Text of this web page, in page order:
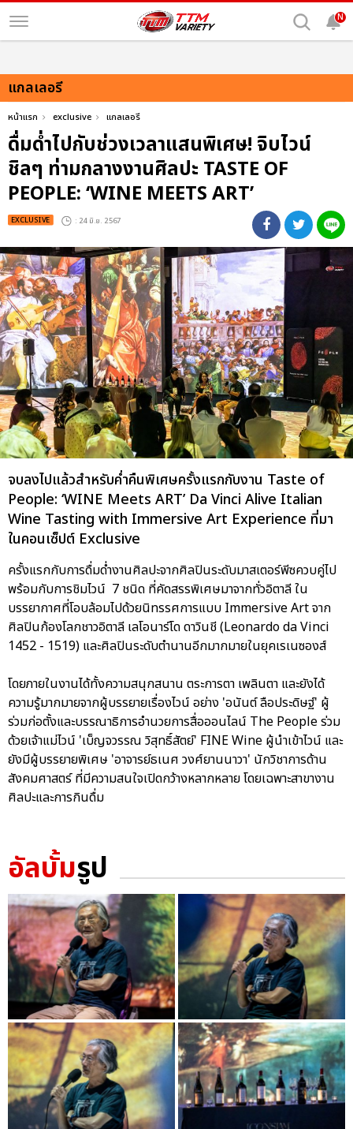
N
แกลเลอรี
หน้าแรก exclusive แกลเลอรี
ดื่มด่ำไปกับช่วงเวลาแสนพิเศษ! จิบไวน์
ชิลๆ ท่ามกลางงานศิลปะ TASTE OF
PEOPLE: ‘WINE MEETS ART’
EXCLUSIVE : 24 มิ.ย. 2567
จบลงไปแล้วสำหรับค่ำคืนพิเศษครั้งแรกกับงาน Taste of
People: ‘WINE Meets ART’ Da Vinci Alive Italian
Wine Tasting with Immersive Art Experience ที่มา
ในคอนเซ็ปต์ Exclusive
ครั้งแรกกับการดื่มด่ำงานศิลปะจากศิลปินระดับมาสเตอร์พีซควบคู่ไป
พร้อมกับการชิมไวน์ 7 ชนิด ที่คัดสรรพิเศษมาจากทั่วอิตาลี ใน
บรรยากาศที่โอบล้อมไปด้วยนิทรรศการแบบ Immersive Art จาก
ศิลปินก้องโลกชาวอิตาลี เลโอนาร์โด ดาวินชี (Leonardo da Vinci
1452 - 1519) และศิลปินระดับตำนานอีกมากมายในยุคเรเนซองส์
โดยภายในงานได้ทั้งความสนุกสนาน ตระการตา เพลินตา และยังได้
ความรู้มากมายจากผู้บรรยายเรื่องไวน์ อย่าง 'อนันต์ ลือประดิษฐ์' ผู้
ร่วมก่อตั้งและบรรณาธิการอำนวยการสื่อออนไลน์ The People ร่วม
ด้วยเจ้าแม่ไวน์ 'เบ็ญจวรรณ วิสุทธิ์สัตย์' FINE Wine ผู้นำเข้าไวน์ และ
ยังมีผู้บรรยายพิเศษ 'อาจารย์ธเนศ วงศ์ยานนาวา' นักวิชาการด้าน
สังคมศาสตร์ ที่มีความสนใจเปิดกว้างหลากหลาย โดยเฉพาะสาขางาน
ศิลปะและการกินดื่ม
อัลบั้มรูป